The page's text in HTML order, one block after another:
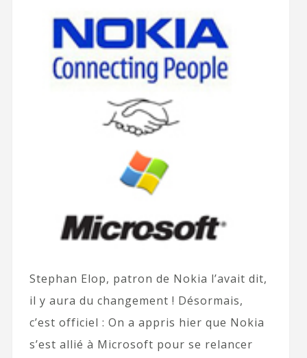
Stephan Elop, patron de Nokia l’avait dit,
il y aura du changement ! Désormais,
c’est officiel : On a appris hier que Nokia
s’est allié à Microsoft pour se relancer